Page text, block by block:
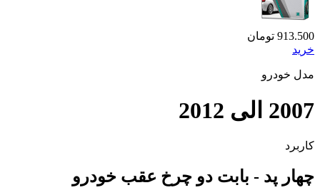
913.500 تومان
خرید
مدل خودرو
2007 الی 2012
کاربرد
چهار پد - بابت دو چرخ عقب خودرو